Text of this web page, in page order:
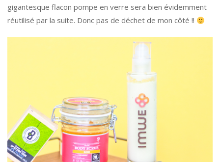
gigantesque flacon pompe en verre sera bien évidemment
réutilisé par la suite. Donc pas de déchet de mon côté !!